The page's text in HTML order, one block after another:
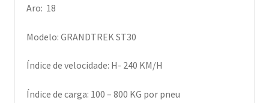
Aro: 18
Modelo: GRANDTREK ST30
Índice de velocidade: H- 240 KM/H
Índice de carga: 100 – 800 KG por pneu